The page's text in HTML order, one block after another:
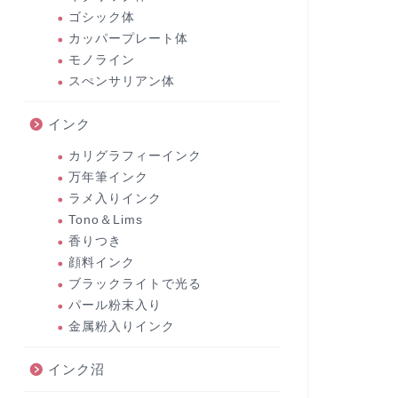
ゴシック体
カッパープレート体
モノライン
スぺンサリアン体
インク
カリグラフィーインク
万年筆インク
ラメ入りインク
Tono＆Lims
香りつき
顔料インク
ブラックライトで光る
パール粉末入り
金属粉入りインク
インク沼